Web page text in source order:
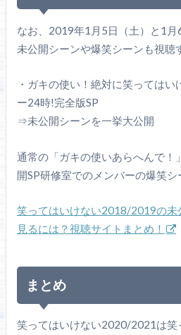
なお、2019年1月5日（土）と1月
未公開シーンや爆笑シーンも視聴
・ガキの使い！絶対に笑っては
ー24時!完全版SP
⇒未公開シーンを一挙大公開
通常の「ガキの使いあらへんで！
開SP研修室でのメンバーの爆笑シ
笑ってはいけない2018/2019の未
見るには？視聴サイトまとめ！
まとめ
笑ってはいけない2020/2021は笑